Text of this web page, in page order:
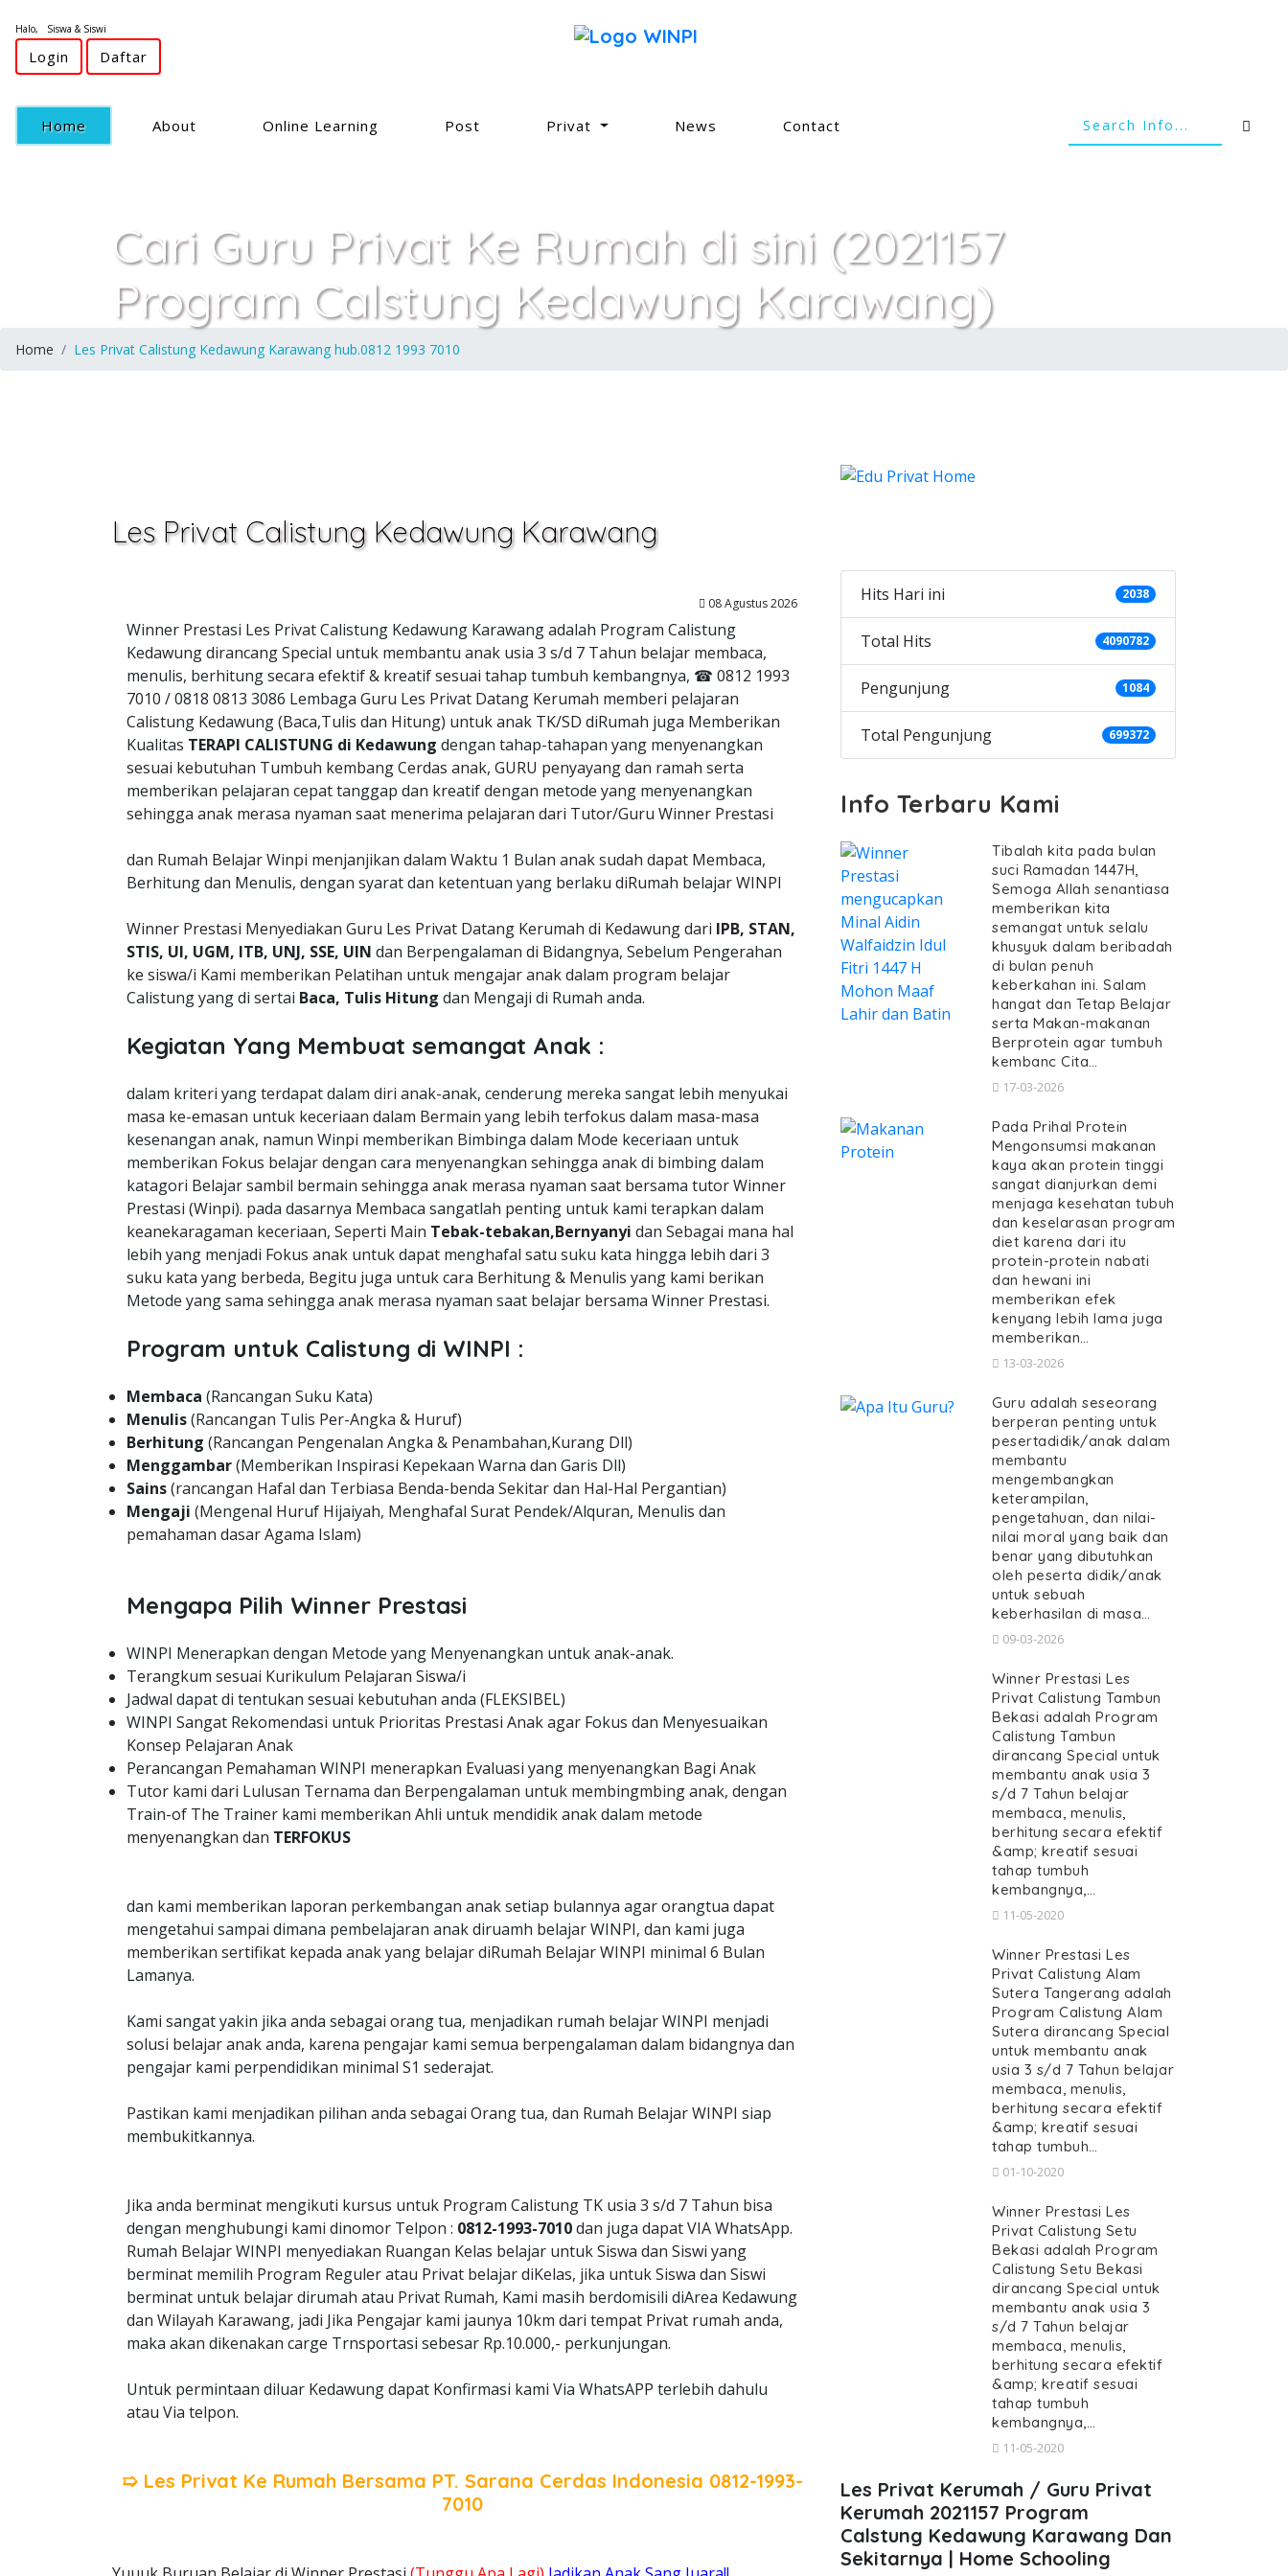
Halo, Siswa & Siswi
Login Daftar
Home(current) About Online Learning Post Privat News Contact
Cari Guru Privat Ke Rumah di sini (2021157
Program Calstung Kedawung Karawang)
Home Les Privat Calistung Kedawung Karawang hub.0812 1993 7010
Les Privat Calistung Kedawung Karawang
08 Agustus 2026
Winner Prestasi Les Privat Calistung Kedawung Karawang adalah Program Calistung
Kedawung dirancang Special untuk membantu anak usia 3 s/d 7 Tahun belajar membaca,
menulis, berhitung secara efektif & kreatif sesuai tahap tumbuh kembangnya, ☎ 0812 1993
7010 / 0818 0813 3086 Lembaga Guru Les Privat Datang Kerumah memberi pelajaran
Calistung Kedawung (Baca,Tulis dan Hitung) untuk anak TK/SD diRumah juga Memberikan
Kualitas TERAPI CALISTUNG di Kedawung dengan tahap-tahapan yang menyenangkan
sesuai kebutuhan Tumbuh kembang Cerdas anak, GURU penyayang dan ramah serta
memberikan pelajaran cepat tanggap dan kreatif dengan metode yang menyenangkan
sehingga anak merasa nyaman saat menerima pelajaran dari Tutor/Guru Winner Prestasi
dan Rumah Belajar Winpi menjanjikan dalam Waktu 1 Bulan anak sudah dapat Membaca,
Berhitung dan Menulis, dengan syarat dan ketentuan yang berlaku diRumah belajar WINPI
Winner Prestasi Menyediakan Guru Les Privat Datang Kerumah di Kedawung dari IPB, STAN,
STIS, UI, UGM, ITB, UNJ, SSE, UIN dan Berpengalaman di Bidangnya, Sebelum Pengerahan
ke siswa/i Kami memberikan Pelatihan untuk mengajar anak dalam program belajar
Calistung yang di sertai Baca, Tulis Hitung dan Mengaji di Rumah anda.
Kegiatan Yang Membuat semangat Anak :
dalam kriteri yang terdapat dalam diri anak-anak, cenderung mereka sangat lebih menyukai
masa ke-emasan untuk keceriaan dalam Bermain yang lebih terfokus dalam masa-masa
kesenangan anak, namun Winpi memberikan Bimbinga dalam Mode keceriaan untuk
memberikan Fokus belajar dengan cara menyenangkan sehingga anak di bimbing dalam
katagori Belajar sambil bermain sehingga anak merasa nyaman saat bersama tutor Winner
Prestasi (Winpi). pada dasarnya Membaca sangatlah penting untuk kami terapkan dalam
keanekaragaman keceriaan, Seperti Main Tebak-tebakan,Bernyanyi dan Sebagai mana hal
lebih yang menjadi Fokus anak untuk dapat menghafal satu suku kata hingga lebih dari 3
suku kata yang berbeda, Begitu juga untuk cara Berhitung & Menulis yang kami berikan
Metode yang sama sehingga anak merasa nyaman saat belajar bersama Winner Prestasi.
Program untuk Calistung di WINPI :
Membaca (Rancangan Suku Kata)
Menulis(Rancangan Tulis Per-Angka & Huruf)
Berhitung (Rancangan Pengenalan Angka & Penambahan,Kurang Dll)
Menggambar(Memberikan Inspirasi Kepekaan Warna dan Garis Dll)
Sains(rancangan Hafal dan Terbiasa Benda-benda Sekitar dan Hal-Hal Pergantian)
Mengaji (Mengenal Huruf Hijaiyah, Menghafal Surat Pendek/Alquran, Menulis dan
pemahaman dasar Agama Islam)
Mengapa Pilih Winner Prestasi
WINPI Menerapkan dengan Metode yang Menyenangkan untuk anak-anak.
Terangkum sesuai Kurikulum Pelajaran Siswa/i
Jadwal dapat di tentukan sesuai kebutuhan anda (FLEKSIBEL)
WINPI Sangat Rekomendasi untuk Prioritas Prestasi Anak agar Fokus dan Menyesuaikan
Konsep Pelajaran Anak
Perancangan Pemahaman WINPI menerapkan Evaluasi yang menyenangkan Bagi Anak
Tutor kami dari Lulusan Ternama dan Berpengalaman untuk membingmbing anak, dengan
Train-of The Trainer kami memberikan Ahli untuk mendidik anak dalam metode
menyenangkan dan TERFOKUS
dan kami memberikan laporan perkembangan anak setiap bulannya agar orangtua dapat
mengetahui sampai dimana pembelajaran anak diruamh belajar WINPI, dan kami juga
memberikan sertifikat kepada anak yang belajar diRumah Belajar WINPI minimal 6 Bulan
Lamanya.
Kami sangat yakin jika anda sebagai orang tua, menjadikan rumah belajar WINPI menjadi
solusi belajar anak anda, karena pengajar kami semua berpengalaman dalam bidangnya dan
pengajar kami perpendidikan minimal S1 sederajat.
Pastikan kami menjadikan pilihan anda sebagai Orang tua, dan Rumah Belajar WINPI siap
membukitkannya.
Jika anda berminat mengikuti kursus untuk Program Calistung TK usia 3 s/d 7 Tahun bisa
dengan menghubungi kami dinomor Telpon : 0812-1993-7010dan juga dapat VIA WhatsApp.
Rumah Belajar WINPI menyediakan Ruangan Kelas belajar untuk Siswa dan Siswi yang
berminat memilih Program Reguler atau Privat belajar diKelas, jika untuk Siswa dan Siswi
berminat untuk belajar dirumah atau Privat Rumah, Kami masih berdomisili diArea Kedawung
dan Wilayah Karawang, jadi Jika Pengajar kami jaunya 10km dari tempat Privat rumah anda,
maka akan dikenakan carge Trnsportasi sebesar Rp.10.000,- perkunjungan.
Untuk permintaan diluar Kedawung dapat Konfirmasi kami Via WhatsAPP terlebih dahulu
atau Via telpon.
➯ Les Privat Ke Rumah Bersama PT. Sarana Cerdas Indonesia 0812-1993-
7010
Hits Hari ini 2038
Total Hits 4090782
Pengunjung 1084
Total Pengunjung 699372
Info Terbaru Kami
Tibalah kita pada bulan
suci Ramadan 1447H,
Semoga Allah senantiasa
memberikan kita
semangat untuk selalu
khusyuk dalam beribadah
di bulan penuh
keberkahan ini. Salam
hangat dan Tetap Belajar
serta Makan-makanan
Berprotein agar tumbuh
kembanc Cita…
17-03-2026
Pada Prihal Protein
Mengonsumsi makanan
kaya akan protein tinggi
sangat dianjurkan demi
menjaga kesehatan tubuh
dan keselarasan program
diet karena dari itu
protein-protein nabati
dan hewani ini
memberikan efek
kenyang lebih lama juga
memberikan…
13-03-2026
Guru adalah seseorang
berperan penting untuk
pesertadidik/anak dalam
membantu
mengembangkan
keterampilan,
pengetahuan, dan nilai-
nilai moral yang baik dan
benar yang dibutuhkan
oleh peserta didik/anak
untuk sebuah
keberhasilan di masa…
09-03-2026
Winner Prestasi Les
Privat Calistung Tambun
Bekasi adalah Program
Calistung Tambun
dirancang Special untuk
membantu anak usia 3
s/d 7 Tahun belajar
membaca, menulis,
berhitung secara efektif
&amp; kreatif sesuai
tahap tumbuh
kembangnya,…
11-05-2020
Winner Prestasi Les
Privat Calistung Alam
Sutera Tangerang adalah
Program Calistung Alam
Sutera dirancang Special
untuk membantu anak
usia 3 s/d 7 Tahun belajar
membaca, menulis,
berhitung secara efektif
&amp; kreatif sesuai
tahap tumbuh…
01-10-2020
Winner Prestasi Les
Privat Calistung Setu
Bekasi adalah Program
Calistung Setu Bekasi
dirancang Special untuk
membantu anak usia 3
s/d 7 Tahun belajar
membaca, menulis,
berhitung secara efektif
&amp; kreatif sesuai
tahap tumbuh
kembangnya,…
11-05-2020
Les Privat Kerumah / Guru Privat
Kerumah 2021157 Program
Calstung Kedawung Karawang Dan
Sekitarnya | Home Schooling